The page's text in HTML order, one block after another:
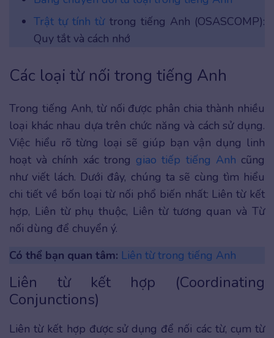
Trật tự tính từtrong tiếng Anh (OSASCOMP):
Quy tắt và cách nhớ
Các loại từ nối trong tiếng Anh
Trong tiếng Anh, từ nối được phân chia thành nhiều
loại khác nhau dựa trên chức năng và cách sử dụng.
Việc hiểu rõ từng loại sẽ giúp bạn vận dụng linh
hoạt và chính xác trong giao tiếp tiếng Anh cũng
như viết lách. Dưới đây, chúng ta sẽ cùng tìm hiểu
chi tiết về bốn loại từ nối phổ biến nhất: Liên từ kết
hợp, Liên từ phụ thuộc, Liên từ tương quan và Từ
nối dùng để chuyển ý.
Có thể bạn quan tâm: Liên từ trong tiếng Anh
Liên từ kết hợp (Coordinating
Conjunctions)
Liên từ kết hợp được sử dụng để nối các từ, cụm từ